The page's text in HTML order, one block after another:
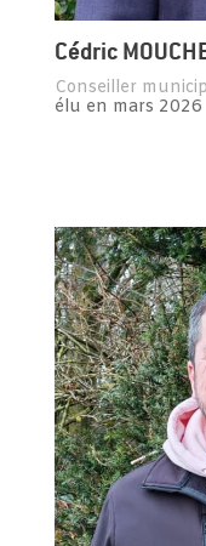
Cédric
Conseiller
élu en mars 2026